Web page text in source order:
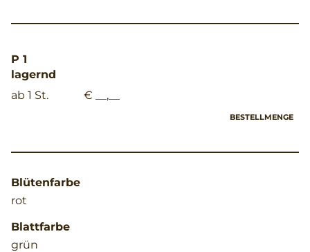
P 1
lagernd
ab 1 St.
€ __,__
BESTELLMENGE
Blütenfarbe
rot
Blattfarbe
grün